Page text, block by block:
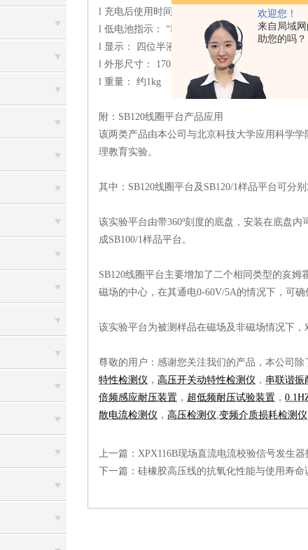
欢迎您！
来自局域
助您的吗？
l 充电后使用时间： 20mA输出约8小时
l 低电池指示： “LOW BATTERY"
l 显示： 四位半液晶显示数据
l 外形尺寸： 170×84×50mm
l 重量： 约1kg
附： SB120线圈平台产品应用
该两类产品由本公司与北京科技大学应用科学
理教育实验。
其中： SB120线圈平台及SB120/1样品平台可分
该实验平台由带360º刻度的底盘，安装在底盘
成SB100/1样品平台。
SB120线圈平台主要增加了二个相同类型的亥
磁场的中心，在其通电0-60V/5A的情况下，可确
该实验平台为被测样品在磁场及非磁场情况下，
尊敬的用户：感谢您关注我们的产品，本公司
特性检测仪 ， 高压开关动特性检测仪 ， 串联谐振
倍频感应耐压装置 ， 超低频耐压试验装置 ，
散电流检测仪 ， 高压检测仪,变频介质损耗检测仪
上一篇： XPX116B现场直流电流校验信号发生
下一篇： 硅橡胶高压线的抗氧化性能与使用寿命